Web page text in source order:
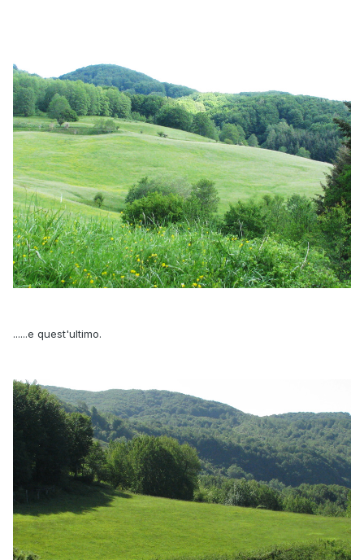
......e quest'ultimo.